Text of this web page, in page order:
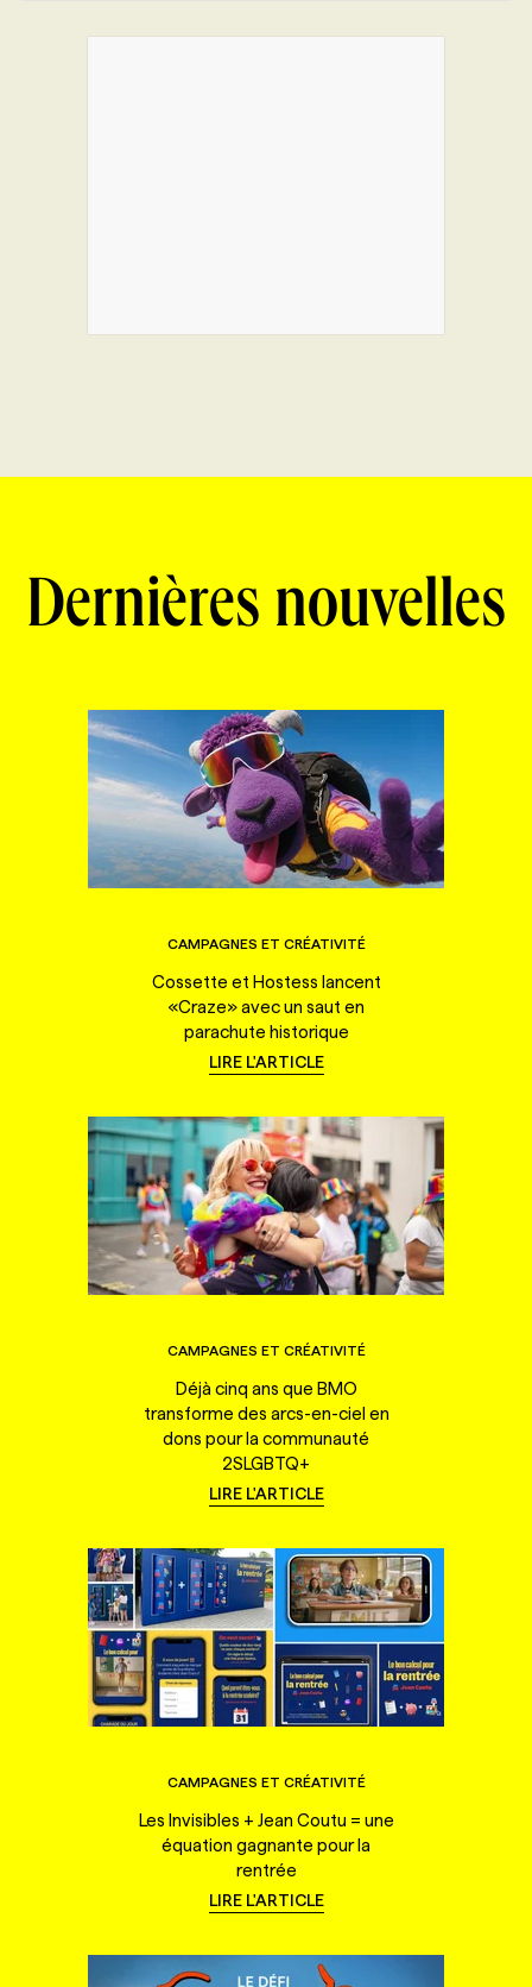
Dernières nouvelles
CAMPAGNES ET CRÉATIVITÉ
Cossette et Hostess lancent
«Craze» avec un saut en
parachute historique
LIRE L'ARTICLE
CAMPAGNES ET CRÉATIVITÉ
Déjà cinq ans que BMO
transforme des arcs-en-ciel en
dons pour la communauté
2SLGBTQ+
LIRE L'ARTICLE
CAMPAGNES ET CRÉATIVITÉ
Les Invisibles + Jean Coutu = une
équation gagnante pour la
rentrée
LIRE L'ARTICLE